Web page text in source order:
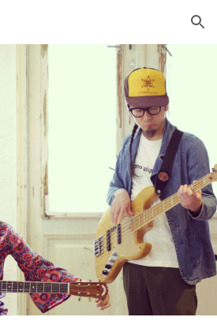
Skip to navigation